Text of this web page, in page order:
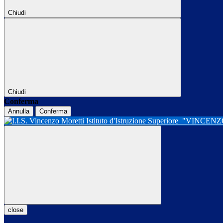
Chiudi
Chiudi
Conferma
Annulla Conferma
Istituto d'Istruzione Superiore
close